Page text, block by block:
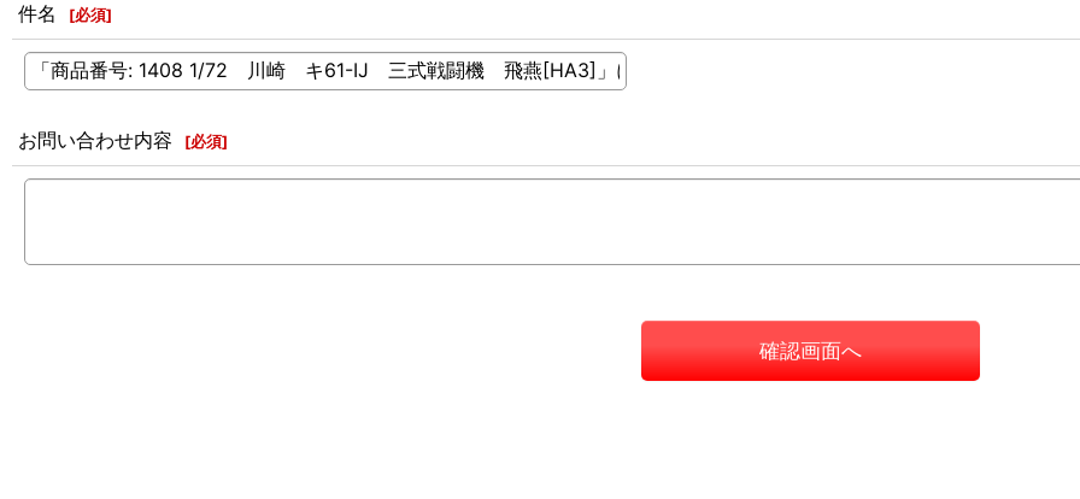
件名 [必須]
お問い合わせ内容 [必須]
確認画面へ